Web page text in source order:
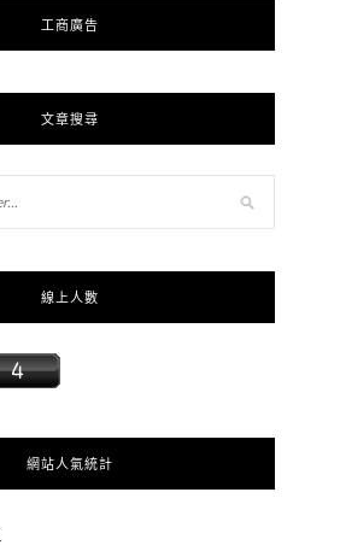
工商廣告
文章搜尋
線上人數
網站人氣統計